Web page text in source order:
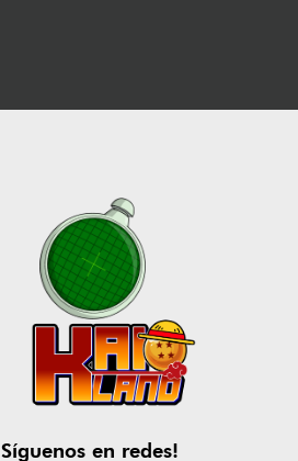
Síguenos en redes!